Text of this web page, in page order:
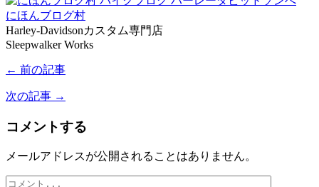
にほんブログ村
Harley-Davidsonカスタム専門店
Sleepwalker Works
← 前の記事
次の記事 →
コメントする
メールアドレスが公開されることはありません。